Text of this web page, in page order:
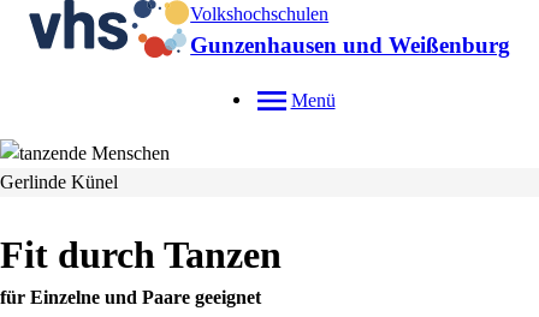
Volkshochschulen
Gunzenhausen und Weißenburg
Menü
Gerlinde Künel
Fit durch Tanzen
für Einzelne und Paare geeignet